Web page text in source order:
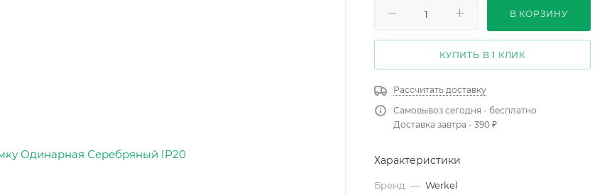
В КОРЗИНУ
КУПИТЬ В 1 КЛИК
Рассчитать доставку
Самовывоз сегодня - бесплатно
Доставка завтра - 390 ₽
Характеристики
Бренд — Werkel